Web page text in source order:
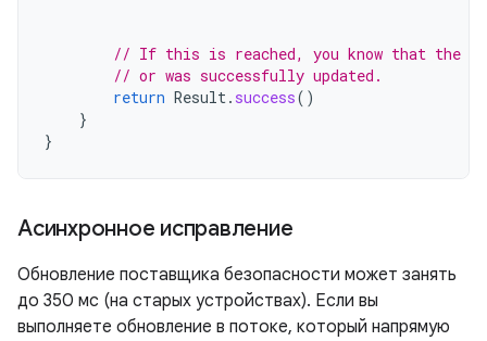
// If this is reached, you know that the
// or was successfully updated.
return Result. success()
}
}
Асинхронное исправление
Обновление поставщика безопасности может занять
до 350 мс (на старых устройствах). Если вы
выполняете обновление в потоке, который напрямую